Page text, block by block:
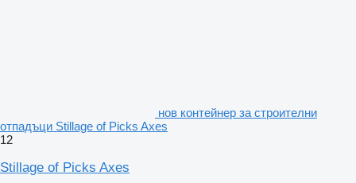
нов контейнер за строителни
отпадъци Stillage of Picks Axes
12
Stillage of Picks Axes